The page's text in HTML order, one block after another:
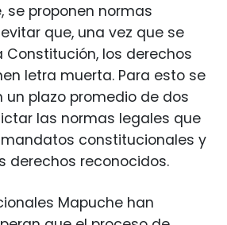
se proponen normas
que, una vez que se
Constitución, los derechos
letra muerta. Para esto se
un plazo promedio de dos
las normas legales que
constitucionales y
derechos reconocidos.
Mapuche han